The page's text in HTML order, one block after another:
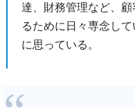
達、財務管理など、
るために日々専念し
に思っている。